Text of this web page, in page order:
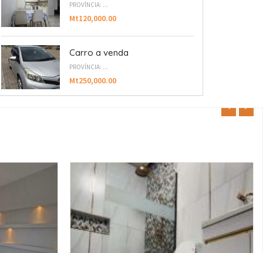
PROVÍNCIA: ...
Mt120,000.00
Carro a venda
PROVÍNCIA: ...
Mt250,000.00